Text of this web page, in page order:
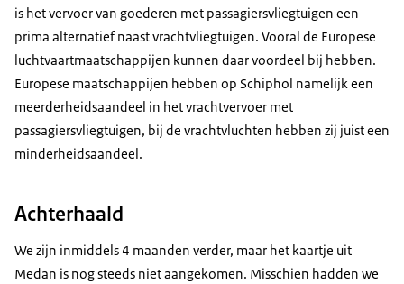
is het vervoer van goederen met passagiersvliegtuigen een
prima alternatief naast vrachtvliegtuigen. Vooral de Europese
luchtvaartmaatschappijen kunnen daar voordeel bij hebben.
Europese maatschappijen hebben op Schiphol namelijk een
meerderheidsaandeel in het vrachtvervoer met
passagiersvliegtuigen, bij de vrachtvluchten hebben zij juist een
minderheidsaandeel.
Achterhaald
We zijn inmiddels 4 maanden verder, maar het kaartje uit
Medan is nog steeds niet aangekomen. Misschien hadden we